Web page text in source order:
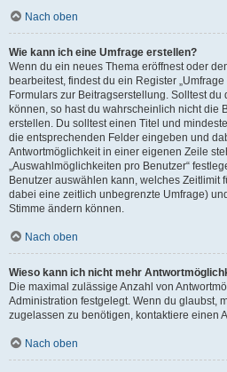
Nach oben
Wie kann ich eine Umfrage erstellen?
Wenn du ein neues Thema eröffnest oder
bearbeitest, findest du ein Register
Formulars zur Beitragserstellung. Solltest
können, so hast du wahrscheinlich nicht die
erstellen. Du solltest einen Titel und
die entsprechenden Felder eingeben und
Antwortmöglichkeit in einer eigenen Zeile
„Auswahlmöglichkeiten pro Benutzer“
Benutzer auswählen kann, welches Zeitlimit
dabei eine zeitlich unbegrenzte Umfrage)
Stimme ändern können.
Nach oben
Wieso kann ich nicht mehr
Die maximal zulässige Anzahl von
Administration festgelegt. Wenn du glaubst,
zugelassen zu benötigen, kontaktiere einen
Nach oben